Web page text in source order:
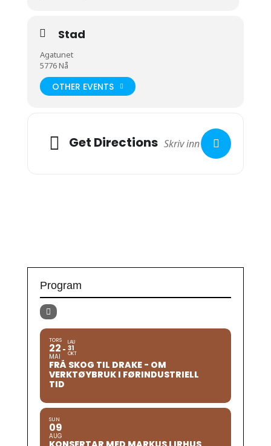
Stad
Agatunet
5776 Nå
OTHER EVENTS
Get Directions
Program
TORS
22
MAI
LAU
31
OKT
FRÅ SKOG TIL DRAKE - OM
VERKTØYBRUK I FØRINDUSTRIELL
TID
SUN
09
AUG